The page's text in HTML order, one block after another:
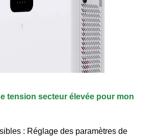
tension secteur élevée pour mon
: Réglage des paramètres de